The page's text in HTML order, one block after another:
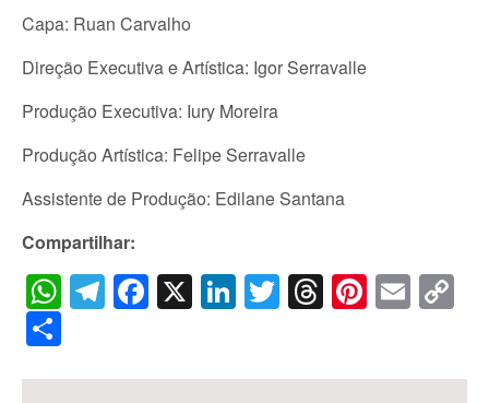
Capa: Ruan Carvalho
Direção Executiva e Artística: Igor Serravalle
Produção Executiva: Iury Moreira
Produção Artística: Felipe Serravalle
Assistente de Produção: Edilane Santana
Compartilhar:
WhatsApp
Telegram
Facebook
X LinkedIn
Twitter
Threads